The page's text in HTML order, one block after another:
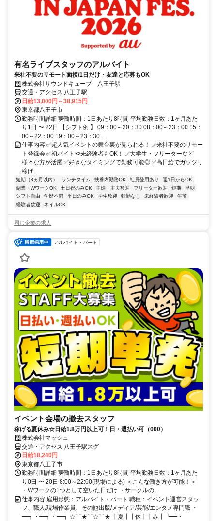
有名ライブスタッフのアルバイト
来社不要のリモート面接/1日だけ・友達と応募もOK
株式会社サウンドキューブ 八王子駅
交通・アクセス 八王子駅
日給13,000円～38,915円
東京都八王子市
勤務時間詳細 実働時間：1日あたり8時間 平均勤務日数：1ヶ月あた
り1日 〜 22日 【シフト例 】 09：00～20：30 08：00～23：00 15：
00～22：00 19：00～23：30 ...
仕事内容 ✅超人気イベントの舞台裏が見られる！ ✅来社不要のリモー
ト登録会 ✅初バイトや未経験者もOK！ ✅大学生・フリーターなど
様々な方が活躍 ✅好きなタイミングで勤務可能◎ ✅高日給でガッツリ
稼げ...
短期（3ヵ月以内） ランチタイム 扶養内勤務OK 社員登用あり
週1日からOK
副業・WワークOK
土日祝のみOK 主婦・主夫歓迎 フリーター歓迎 短期
早朝
シフト自由
学歴不問 平日のみOK 学生歓迎 転勤なし 未経験者歓迎
午前
経験者歓迎
ネイルOK
同じ企業の求人
アルバイト・パート
イベント会場の撤去スタッフ
稼げる夏休み☆日給1.8万円以上可！日・週払い可（000）
株式会社マッシュ
交通・アクセス 八王子駅スグ
日給18,240円
東京都八王子市
勤務時間詳細 実働時間：1日あたり8時間 平均勤務日数：1ヶ月あた
り0日 〜 20日 8:00～22:00(現場による) ＜こんな働き方が可能！＞
・Wワークの1つとして空いた日だけ ・サークルの...
仕事内容 雇用形態：アルバイト・パート 職種：イベント運営スタッ
フ、職人/現場作業員、その他出版/メディア/芸能/エンタメ専門職 ・
━┓・━┓・━┓ ☆⌒★⌒☆⌒★ ┃夏┃┃休┃┃み┃ ┗━・